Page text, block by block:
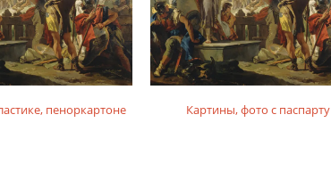
пеноркартоне Картины, фото с паспарту